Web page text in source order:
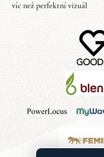
víc než perfektní vizuál